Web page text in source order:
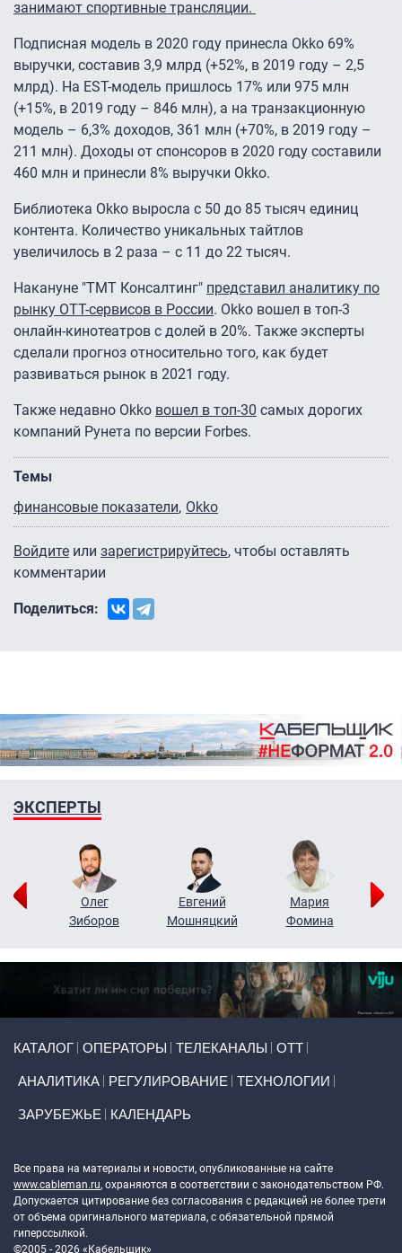
занимают спортивные трансляции.
Подписная модель в 2020 году принесла Okko 69%
выручки, составив 3,9 млрд (+52%, в 2019 году – 2,5
млрд). На EST-модель пришлось 17% или 975 млн
(+15%, в 2019 году – 846 млн), а на транзакционную
модель – 6,3% доходов, 361 млн (+70%, в 2019 году –
211 млн). Доходы от спонсоров в 2020 году составили
460 млн и принесли 8% выручки Okko.
Библиотека Okko выросла с 50 до 85 тысяч единиц
контента. Количество уникальных тайтлов
увеличилось в 2 раза – с 11 до 22 тысяч.
Накануне "ТМТ Консалтинг" представил аналитику по
рынку OTT-сервисов в России. Okko вошел в топ-3
онлайн-кинотеатров с долей в 20%. Также эксперты
сделали прогноз относительно того, как будет
развиваться рынок в 2021 году.
Также недавно Okko вошел в топ-30 самых дорогих
компаний Рунета по версии Forbes.
Темы
финансовые показатели Okko
Войдите или зарегистрируйтесь, чтобы оставлять
комментарии
Поделиться:
ЭКСПЕРТЫ
Олег
Зиборов
Евгений
Мошняцкий
Мария
Фомина
КАТАЛОГ ОПЕРАТОРЫ ТЕЛЕКАНАЛЫ ОТТ
АНАЛИТИКА РЕГУЛИРОВАНИЕ ТЕХНОЛОГИИ
ЗАРУБЕЖЬЕ КАЛЕНДАРЬ
Все права на материалы и новости, опубликованные на сайте
www.cableman.ru, охраняются в соответствии с законодательством РФ.
Допускается цитирование без согласования с редакцией не более трети
от объема оригинального материала, с обязательной прямой
гиперссылкой.
©2005 - 2026 «Кабельщик»